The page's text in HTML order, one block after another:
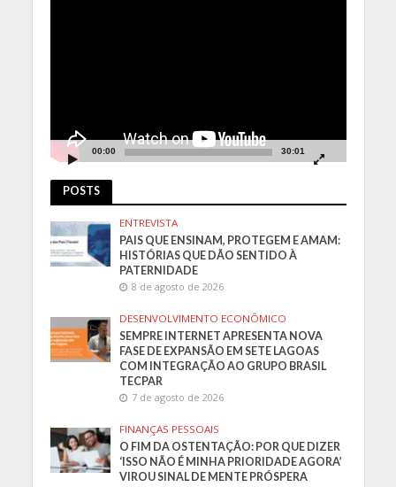
00:00 30:01
POSTS
ENTREVISTA
PAIS QUE ENSINAM, PROTEGEM E AMAM:
HISTÓRIAS QUE DÃO SENTIDO À
PATERNIDADE
8 de agosto de 2026
DESENVOLVIMENTO ECONÔMICO
SEMPRE INTERNET APRESENTA NOVA
FASE DE EXPANSÃO EM SETE LAGOAS
COM INTEGRAÇÃO AO GRUPO BRASIL
TECPAR
7 de agosto de 2026
FINANÇAS PESSOAIS
O FIM DA OSTENTAÇÃO: POR QUE DIZER
‘ISSO NÃO É MINHA PRIORIDADE AGORA’
VIROU SINAL DE MENTE PRÓSPERA